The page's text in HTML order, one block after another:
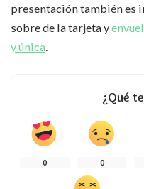
presentación también es
sobre de la tarjeta y
y única
¿Qué
0 0